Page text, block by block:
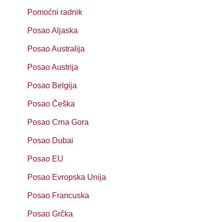
Pomoćni radnik
Posao Aljaska
Posao Australija
Posao Austrija
Posao Belgija
Posao Češka
Posao Crna Gora
Posao Dubai
Posao EU
Posao Evropska Unija
Posao Francuska
Posao Grčka